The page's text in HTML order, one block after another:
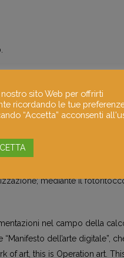
sperimentale ”Albe
e al DAMS di Bologna,
sopravvivenza” insieme alle
la musica e i viaggi: in
Crumb.
– elementi essenziali;
mediante il
nel campo della
dell’arte digitale”,
of art, this is Operation art.
sito Web per offrirti
ricordando le tue
“Accetta” acconsenti